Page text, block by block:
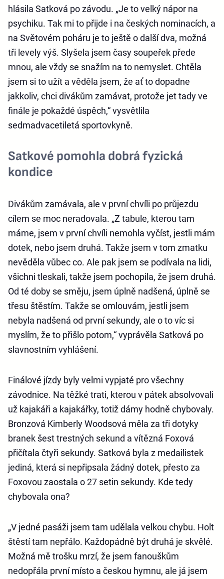
hlásila Satková po závodu. „Je to velký nápor na
psychiku. Tak mi to přijde i na českých nominacích, a
na Světovém poháru je to ještě o další dva, možná
tři levely výš. Slyšela jsem časy soupeřek přede
mnou, ale vždy se snažím na to nemyslet. Chtěla
jsem si to užít a věděla jsem, že ať to dopadne
jakkoliv, chci divákům zamávat, protože jet tady ve
finále je pokaždé úspěch,“ vysvětlila
sedmadvacetiletá sportovkyně.
Satkové pomohla dobrá fyzická
kondice
Divákům zamávala, ale v první chvíli po průjezdu
cílem se moc neradovala. „Z tabule, kterou tam
máme, jsem v první chvíli nemohla vyčíst, jestli mám
dotek, nebo jsem druhá. Takže jsem v tom zmatku
nevěděla vůbec co. Ale pak jsem se podívala na lidi,
všichni tleskali, takže jsem pochopila, že jsem druhá.
Od té doby se směju, jsem úplně nadšená, úplně se
třesu štěstím. Takže se omlouvám, jestli jsem
nebyla nadšená od první sekundy, ale o to víc si
myslím, že to přišlo potom,“ vyprávěla Satková po
slavnostním vyhlášení.
Finálové jízdy byly velmi vypjaté pro všechny
závodnice. Na těžké trati, kterou v pátek absolvovali
už kajakáři a kajakářky, totiž dámy hodně chybovaly.
Bronzová Kimberly Woodsová měla za tři dotyky
branek šest trestných sekund a vítězná Foxová
přičítala čtyři sekundy. Satková byla z medailistek
jediná, která si nepřipsala žádný dotek, přesto za
Foxovou zaostala o 27 setin sekundy. Kde tedy
chybovala ona?
„V jedné pasáži jsem tam udělala velkou chybu. Holt
štěstí tam nepřálo. Každopádně být druhá je skvělé.
Možná mě trošku mrzí, že jsem fanouškům
nedopřála první místo a českou hymnu, ale já jsem